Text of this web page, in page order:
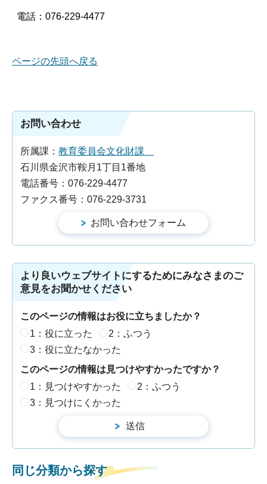
電話：076-229-4477
ページの先頭へ戻る
お問い合わせ
所属課： 教育委員会文化財課
石川県金沢市鞍月1丁目1番地
電話番号：076-229-4477
ファクス番号：076-229-3731
より良いウェブサイトにするためにみなさまのご
意見をお聞かせください
このページの情報はお役に立ちましたか？
1：役に立った
2：ふつう
3：役に立たなかった
このページの情報は見つけやすかったですか？
1：見つけやすかった
2：ふつう
3：見つけにくかった
同じ分類から探す